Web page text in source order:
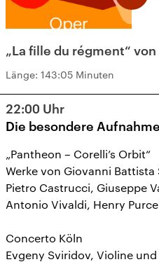
„La fille du régment“
Länge: 143:05 Minuten
22:00 Uhr
Die besondere Aufnahme
„Pantheon – Corelli’s Orbit“
Werke von Giovanni Battista
Pietro Castrucci, Giuseppe
Antonio Vivaldi, Henry
Concerto Köln
Evgeny Sviridov, Violine